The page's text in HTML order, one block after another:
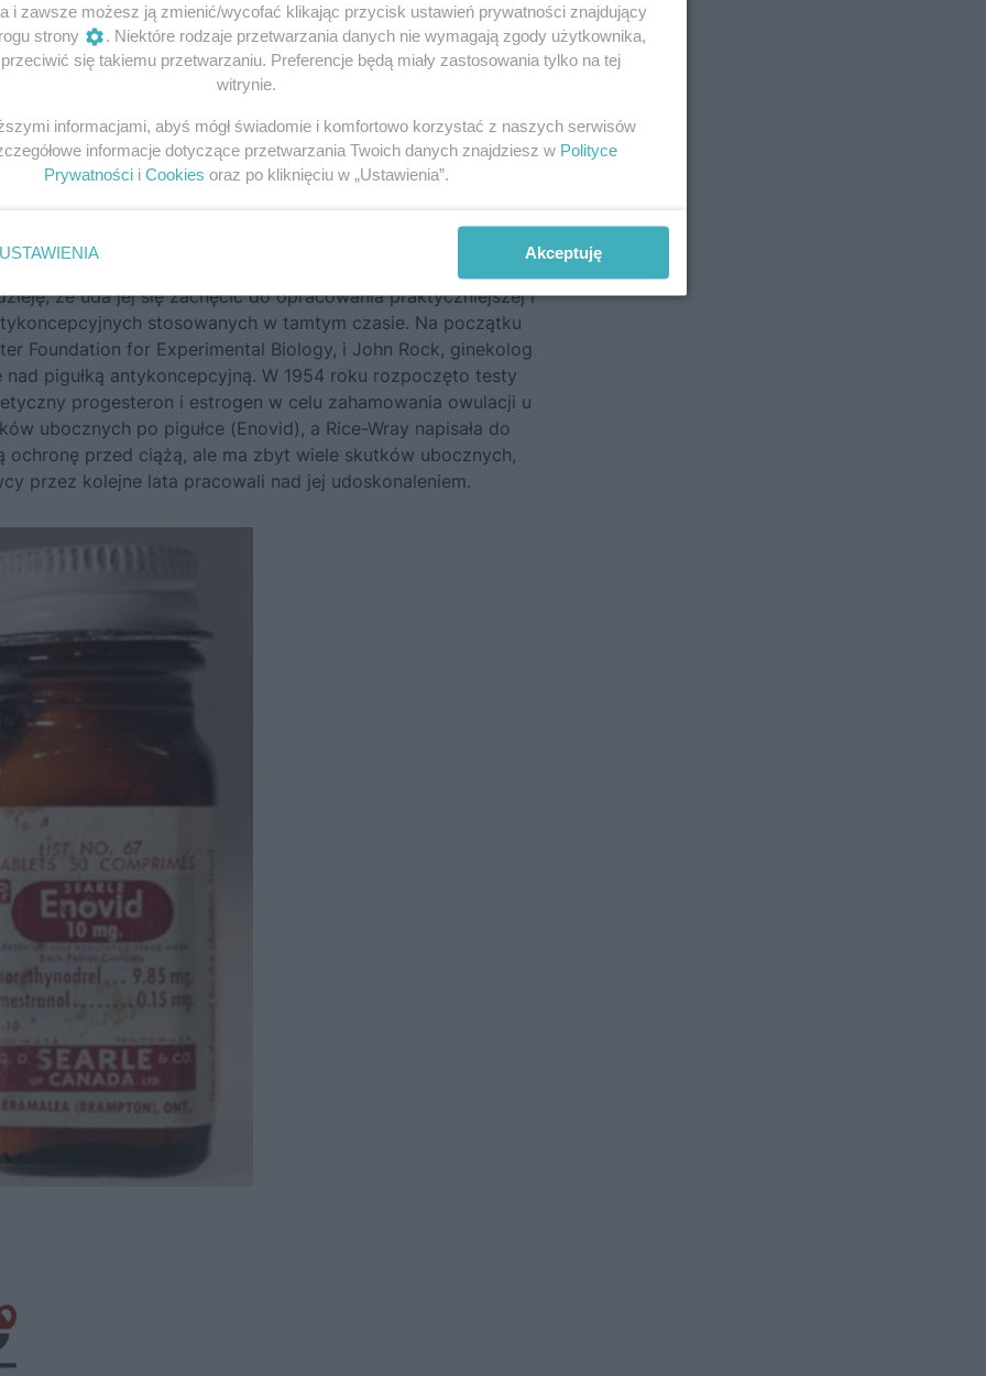
przez pionierkę antykoncepcji Margaret Sanger i
która w 1916 roku otworzyła w Stanach Zjednoczonych
że uda jej się zachęcić do opracowania praktyczniejszej i
stosowanych w tamtym czasie. Na początku
Foundation for Experimental Biology, i John Rock, ginekolog
pigułką antykoncepcyjną. W 1954 roku rozpoczęto testy
progesteron i estrogen w celu zahamowania owulacji u
ubocznych po pigułce (Enovid), a Rice-Wray napisała do
ochronę przed ciążą, ale ma zbyt wiele skutków ubocznych,
przez kolejne lata pracowali nad jej udoskonaleniem.
i zawsze możesz ją zmienić/wycofać klikając przycisk ustawień prywatności znajdujący
strony
. Niektóre rodzaje przetwarzania danych nie wymagają zgody użytkownika,
się takiemu przetwarzaniu. Preferencje będą miały zastosowania tylko na tej
witrynie.
informacjami, abyś mógł świadomie i komfortowo korzystać z naszych serwisów
informacje dotyczące przetwarzania Twoich danych znajdziesz w Polityce
Prywatności i Cookies oraz po kliknięciu w „Ustawienia”.
USTAWIENIA Akceptuję